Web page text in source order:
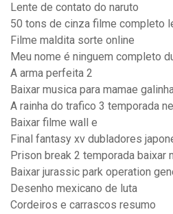
Lente de contato do naruto
50 tons de cinza filme completo
Filme maldita sorte online
Meu nome é ninguem completo
A arma perfeita 2
Baixar musica para mamae
A rainha do trafico 3 temporada
Baixar filme wall e
Final fantasy xv dubladores
Prison break 2 temporada baixar
Baixar jurassic park operation
Desenho mexicano de luta
Cordeiros e carrascos resumo